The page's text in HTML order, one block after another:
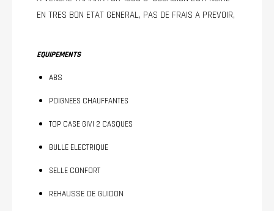
EN TRES BON ETAT GENERAL, PAS DE FRAIS A PREVOIR,
EQUIPEMENTS
ABS
POIGNEES CHAUFFANTES
TOP CASE GIVI 2 CASQUES
BULLE ELECTRIQUE
SELLE CONFORT
REHAUSSE DE GUIDON